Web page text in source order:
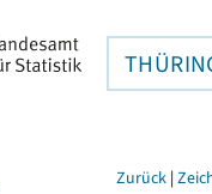
Zurück |